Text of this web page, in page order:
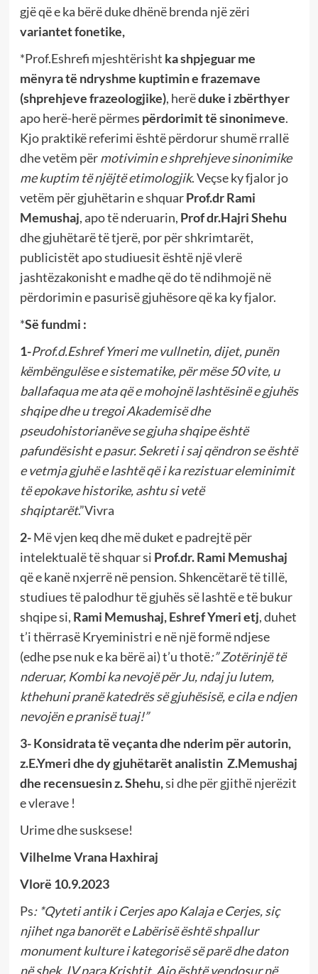
gjë që e ka bërë duke dhënë brenda një zëri
variantet fonetike,
*Prof.Eshrefi mjeshtërisht ka shpjeguar me
mënyra të ndryshme kuptimin e frazemave
(shprehjeve frazeologjike), herëduke i zbërthyer
apo herë-herë përmes përdorimit të sinonimeve.
Kjo praktikë referimi është përdorur shumë rrallë
dhe vetëm përmotivimin e shprehjeve sinonimike
me kuptim të njëjtë etimologjik. Veçse ky fjalor jo
vetëm për gjuhëtarin e shquarProf.dr Rami
Memushaj, apo të nderuarin, Prof dr.Hajri Shehu
dhe gjuhëtarë të tjerë, por për shkrimtarët,
publicistët apo studiuesit është një vlerë
jashtëzakonisht e madhe që do të ndihmojë në
përdorimin e pasurisë gjuhësore që ka ky fjalor.
*Së fundmi :
1-Prof.d.Eshref Ymeri me vullnetin, dijet, punën
këmbëngulëse e sistematike, për mëse 50 vite, u
ballafaqua me ata që e mohojnë lashtësinë e gjuhës
shqipe dhe u tregoi Akademisë dhe
pseudohistorianëve se gjuha shqipe është
pafundësisht e pasur. Sekreti i saj qëndron se është
e vetmja gjuhë e lashtë që i ka rezistuar eleminimit
të epokave historike, ashtu si vetë
shqiptarët.”Vivra
2-Më vjen keq dhe më duket e padrejtë për
intelektualë të shquar si Prof.dr. Rami Memushaj
që e kanë nxjerrë në pension. Shkencëtarë të tillë,
studiues të palodhur të gjuhës së lashtë e të bukur
shqipe si, Rami Memushaj, Eshref Ymeri etj, duhet
t’i thërrasë Kryeministri e në një formë ndjese
(edhe pse nuk e ka bërë ai) t’u thotë:” Zotërinjë të
nderuar, Kombi ka nevojë për Ju, ndaj ju lutem,
kthehuni pranë katedrës së gjuhësisë, e cila e ndjen
nevojën e pranisë tuaj!”
3- Konsidrata të veçanta dhe nderim për autorin,
z.E.Ymeri dhe dy gjuhëtarët analistin Z.Memushaj
dhe recensuesin z. Shehu,si dhe për gjithë njerëzit
e vlerave !
Urime dhe susksese!
Vilhelme Vrana Haxhiraj
Vlorë 10.9.2023
Ps: *Qyteti antik i Cerjes apo Kalaja e Cerjes, siç
njihet nga banorët e Labërisë është shpallur
monument kulture i kategorisë së parë dhe daton
në shek. IV para Krishtit. Ajo është vendosur në